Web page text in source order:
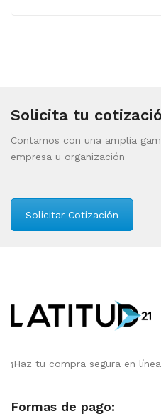
Solicita tu
Contamos con una amplia
empresa u organización
Solicitar Cotización
¡Haz tu compra segura en
Formas de pago: